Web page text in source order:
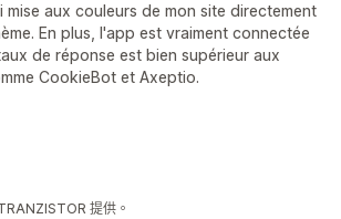
mise aux couleurs de mon site directement
En plus, l'app est vraiment connectée
de réponse est bien supérieur aux
CookieBot et Axeptio.
提供。